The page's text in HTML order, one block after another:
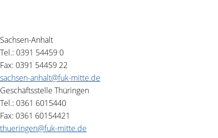
Sachsen-Anhalt
Tel.: 0391 54459 0
Fax: 0391 54459 22
sachsen-anhalt@fuk-mitte.de
Geschäftsstelle Thüringen
Tel.: 0361 6015440
Fax: 0361 60154421
thueringen@fuk-mitte.de